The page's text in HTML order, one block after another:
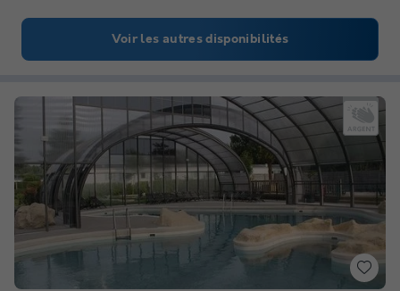
Voir les autres disponibilités